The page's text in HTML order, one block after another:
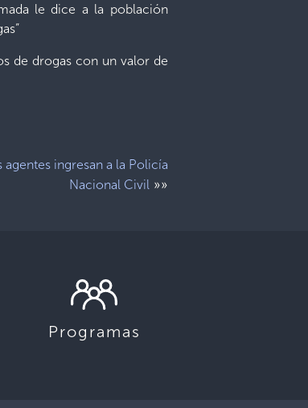
le dice a la población
de drogas con un valor de
agentes ingresan a la Policía
Nacional Civil»»
Programas